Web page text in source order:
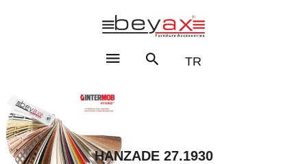
TR
HANZADE 27.1930